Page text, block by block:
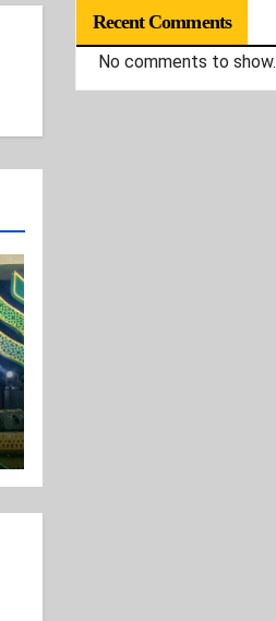
Recent Comments
No comments to show.